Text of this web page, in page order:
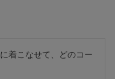
着こなせて、どのコー